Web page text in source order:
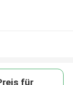
für